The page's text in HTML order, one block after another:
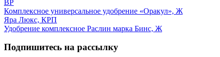
ВР
Комплексное универсальное удобрение «Оракул», Ж
Яра Люкс, КРП
Удобрение комплексное Раслин марка Бинс, Ж
Подпишитесь на рассылку